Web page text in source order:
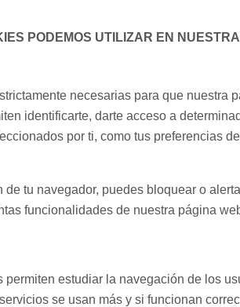
PODEMOS UTILIZAR EN
necesarias para que
identificarte, darte acceso a
por ti, como tus preferencias
de tu navegador, puedes bloquear o
funcionalidades de nuestra página
permiten estudiar la navegación de los
se usan más y si funcionan